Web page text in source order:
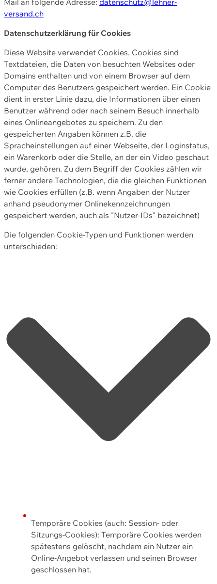
versand.ch
Datenschutzerklärung für Cookies
Diese Website verwendet Cookies. Cookies sind
Textdateien, die Daten von besuchten Websites oder
Domains enthalten und von einem Browser auf dem
Computer des Benutzers gespeichert werden. Ein Cookie
dient in erster Linie dazu, die Informationen über einen
Benutzer während oder nach seinem Besuch innerhalb
eines Onlineangebotes zu speichern. Zu den
gespeicherten Angaben können z.B. die
Spracheinstellungen auf einer Webseite, der Loginstatus,
ein Warenkorb oder die Stelle, an der ein Video geschaut
wurde, gehören. Zu dem Begriff der Cookies zählen wir
ferner andere Technologien, die die gleichen Funktionen
wie Cookies erfüllen (z.B. wenn Angaben der Nutzer
anhand pseudonymer Onlinekennzeichnungen
gespeichert werden, auch als "Nutzer-IDs" bezeichnet)
Die folgenden Cookie-Typen und Funktionen werden
unterschieden:
Temporäre Cookies (auch: Session- oder
Sitzungs-Cookies): Temporäre Cookies werden
spätestens gelöscht, nachdem ein Nutzer ein
Online-Angebot verlassen und seinen Browser
geschlossen hat.